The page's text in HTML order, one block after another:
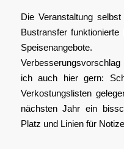
Die Veranstaltung
Bustransfer
ich auch hier gern:
Verkostungslisten
nächsten Jahr ein
Platz und Linien für